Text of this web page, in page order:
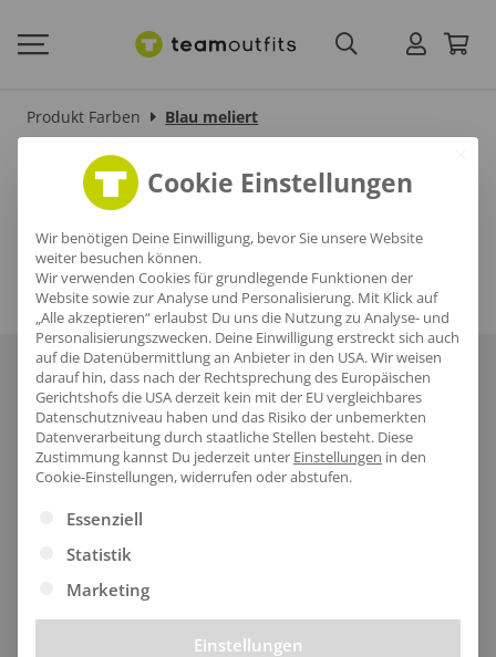
Produkt Farben Blau meliert
Blau meliert
Über unsHäufige FragenReferenzenKarriereBlog
DatenschutzAGBImpressum
Cookie Einstellungen
Wir benötigen Deine Einwilligung, bevor Sie unsere Website
weiter besuchen können.
Wir verwenden Cookies für grundlegende Funktionen der
Website sowie zur Analyse und Personalisierung. Mit Klick auf
„Alle akzeptieren“ erlaubst Du uns die Nutzung zu Analyse- und
Personalisierungszwecken. Deine Einwilligung erstreckt sich auch
auf die Datenübermittlung an Anbieter in den USA. Wir weisen
darauf hin, dass nach der Rechtsprechung des Europäischen
Gerichtshofs die USA derzeit kein mit der EU vergleichbares
Datenschutzniveau haben und das Risiko der unbemerkten
Datenverarbeitung durch staatliche Stellen besteht. Diese
Zustimmung kannst Du jederzeit unter Einstellungen in den
Cookie-Einstellungen, widerrufen oder abstufen.
Es folgt eine Liste der Service-Gruppen, für die eine
Essenziell
Statistik
Marketing
Einstellungen